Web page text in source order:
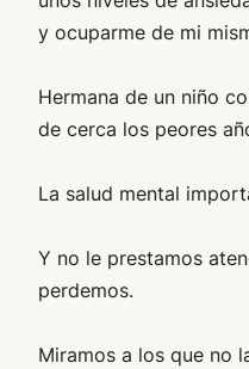
y ocuparme de mi
Hermana de un niño
de cerca los peores
La salud mental
Y no le prestamos
perdemos.
Miramos a los que no